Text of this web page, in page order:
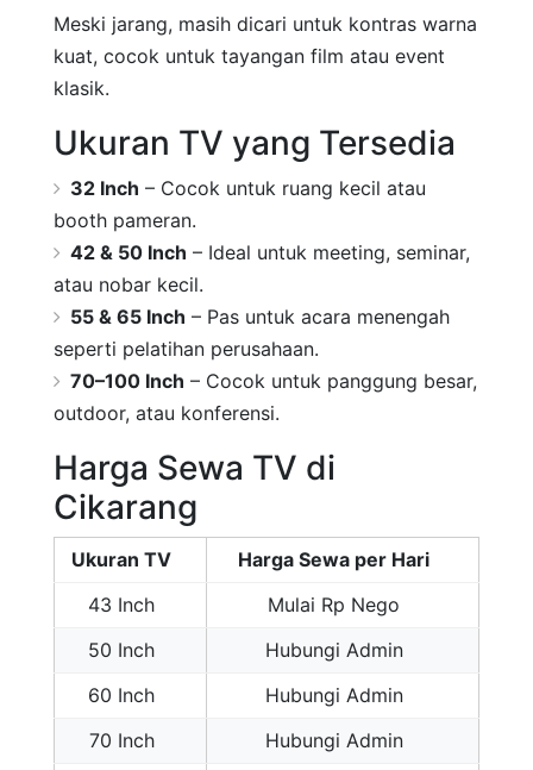
Meski jarang, masih dicari untuk kontras warna
kuat, cocok untuk tayangan film atau event
klasik.
Ukuran TV yang Tersedia
32 Inch – Cocok untuk ruang kecil atau
booth pameran.
42 & 50 Inch – Ideal untuk meeting, seminar,
atau nobar kecil.
55 & 65 Inch – Pas untuk acara menengah
seperti pelatihan perusahaan.
70–100 Inch – Cocok untuk panggung besar,
outdoor, atau konferensi.
Harga Sewa TV di
Cikarang
Ukuran TV
Harga Sewa per Hari
43 Inch
Mulai Rp Nego
50 Inch
Hubungi Admin
60 Inch
Hubungi Admin
70 Inch
Hubungi Admin